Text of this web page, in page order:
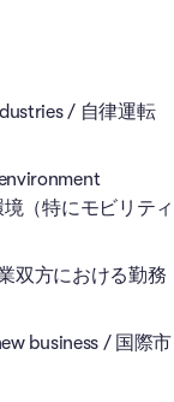
/ 自律運転
（特にモビリティ
双方における勤務
business / 国際市